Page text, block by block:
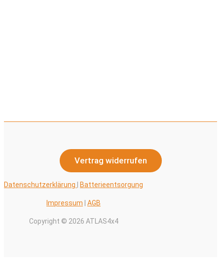
Vertrag widerrufen
Datenschutzerklärung Batterieentsorgung
Impressum AGB
Copyright © 2026 ATLAS4x4